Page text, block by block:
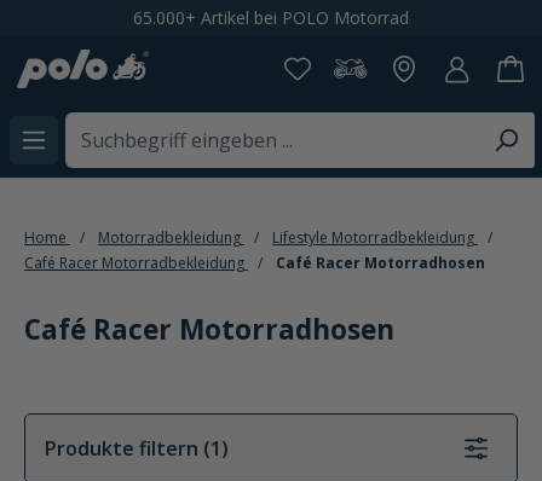
65.000+ Artikel bei POLO Motorrad
Home Motorradbekleidung
Lifestyle Motorradbekleidung
Café Racer Motorradbekleidung
Café Racer Motorradhosen
Café Racer Motorradhosen
Produkte filtern (1)